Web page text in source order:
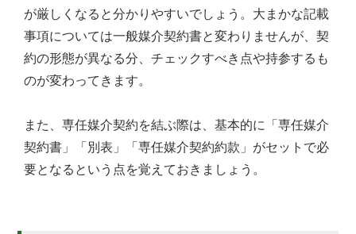
が厳しくなると分かりやすいでしょう。大まかな記載
事項については一般媒介契約書と変わりませんが、契
約の形態が異なる分、チェックすべき点や持参するも
のが変わってきます。
また、専任媒介契約を結ぶ際は、基本的に「専任媒介
契約書」「別表」「専任媒介契約約款」がセットで必
要となるという点を覚えておきましょう。